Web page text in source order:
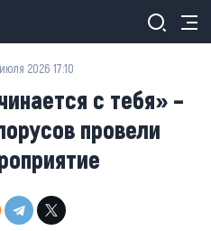
2026 17:10
с тебя» –
провели